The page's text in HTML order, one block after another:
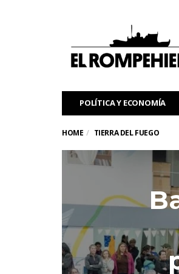
POLÍTICA Y ECONOMÍA
HOME TIERRA DEL FUEGO